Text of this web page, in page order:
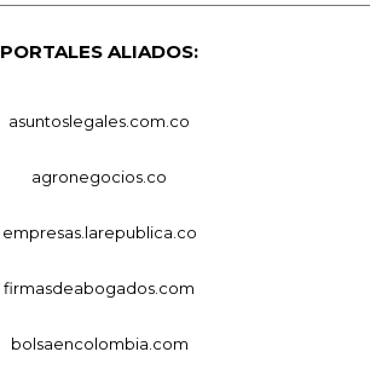
PORTALES ALIADOS:
asuntoslegales.com.co
agronegocios.co
empresas.larepublica.co
firmasdeabogados.com
bolsaencolombia.com